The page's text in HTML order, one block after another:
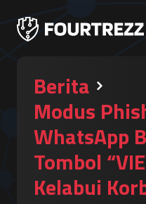
Berita
Modus
WhatsApp
Tombol
Kelabui